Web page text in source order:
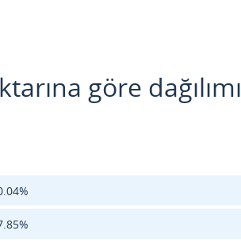
göre dağılımı